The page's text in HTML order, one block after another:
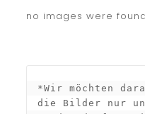
no images were found
*Wir möchten
die Bilder nur